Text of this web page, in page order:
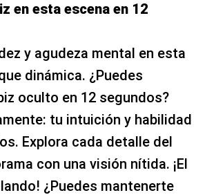
en esta escena en 12
y agudeza mental en esta
dinámica. ¿Puedes
oculto en 12 segundos?
tu intuición y habilidad
Explora cada detalle del
con una visión nítida. ¡El
¿Puedes mantenerte